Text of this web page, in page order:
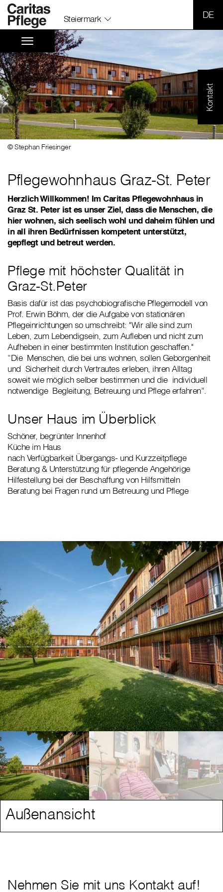
Steiermark
Kontakt
© Stephan Friesinger
Pflegewohnhaus Graz-St. Peter
Herzlich Willkommen! Im Caritas Pflegewohnhaus in
Graz St. Peter ist es unser Ziel, dass die Menschen, die
hier wohnen, sich seelisch wohl und daheim fühlen und
in all ihren Bedürfnissen kompetent unterstützt,
gepflegt und betreut werden.
Pflege mit höchster Qualität in
Graz-St.Peter
Basis dafür ist das psychobiografische Pflegemodell von
Prof. Erwin Böhm, der die Aufgabe von stationären
Pflegeinrichtungen so umschreibt: "Wir alle sind zum
Leben, zum Lebendigsein, zum Aufleben und nicht zum
Aufheben in einer bestimmten Institution geschaffen."
“Die Menschen, die bei uns wohnen, sollen Geborgenheit
und Sicherheit durch Vertrautes erleben, ihren Alltag
soweit wie möglich selber bestimmen und die individuell
notwendige Begleitung, Betreuung und Pflege erfahren”.
Unser Haus im Überblick
Schöner, begrünter Innenhof
Küche im Haus
nach Verfügbarkeit Übergangs- und Kurzzeitpflege
Beratung & Unterstützung für pflegende Angehörige
Hilfestellung bei der Beschaffung von Hilfsmitteln
Beratung bei Fragen rund um Betreuung und Pflege
Außenansicht
Nehmen Sie mit uns Kontakt auf!